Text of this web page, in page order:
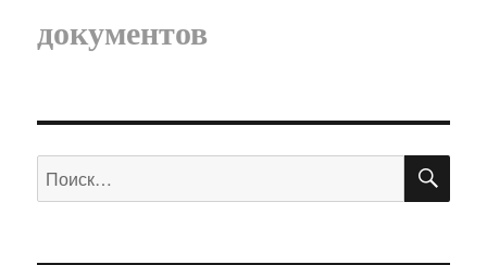
документов
Искать: